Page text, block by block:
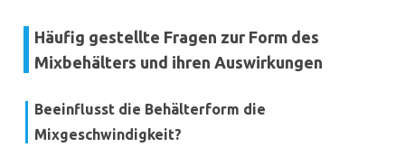
Häufig gestellte Fragen zur Form des
Mixbehälters und ihren Auswirkungen
Beeinflusst die Behälterform die
Mixgeschwindigkeit?